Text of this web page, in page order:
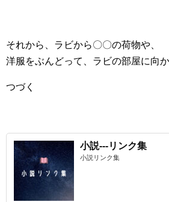
それから、ラビから〇〇の荷物や、
洋服をぶんどって、ラビの部屋に向か
つづく
小説---リンク集
小説リンク集